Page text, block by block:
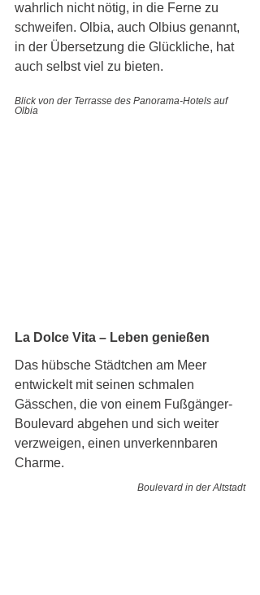
wahrlich nicht nötig, in die Ferne zu
schweifen. Olbia, auch Olbius genannt,
in der Übersetzung die Glückliche, hat
auch selbst viel zu bieten.
Blick von der Terrasse des Panorama-Hotels auf
Olbia
La Dolce Vita – Leben genießen
Das hübsche Städtchen am Meer
entwickelt mit seinen schmalen
Gässchen, die von einem Fußgänger-
Boulevard abgehen und sich weiter
verzweigen, einen unverkennbaren
Charme.
Boulevard in der Altstadt